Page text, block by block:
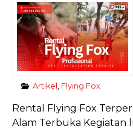
Artikel
Flying Fox
Rental Flying Fox
Alam Terbuka Kegiatan